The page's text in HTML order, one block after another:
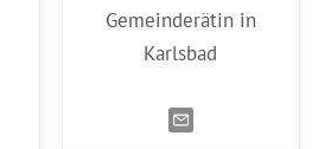
Gemeinderätin in
Karlsbad